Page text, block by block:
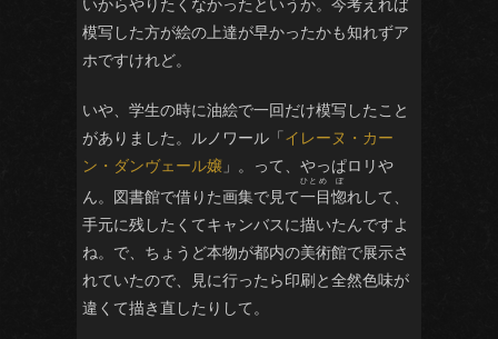
つ つ
ひぶ ひ わい
そむ
模写した方が絵の上達が早かったかも知れずア
ホですけれど。
いや、学生の時に油絵で一回だけ模写したこと
がありました。ルノワール「イレーヌ・カー
ン・ダンヴェール嬢 」。って、やっぱロリや
ん。図書館で借りた画集で見て一目惚れして、
手元に残したくてキャンバスに描いたんですよ
ね。で、ちょうど本物が都内の美術館で展示さ
れていたので、見に行ったら印刷と全然色味が
違くて描き直したりして。